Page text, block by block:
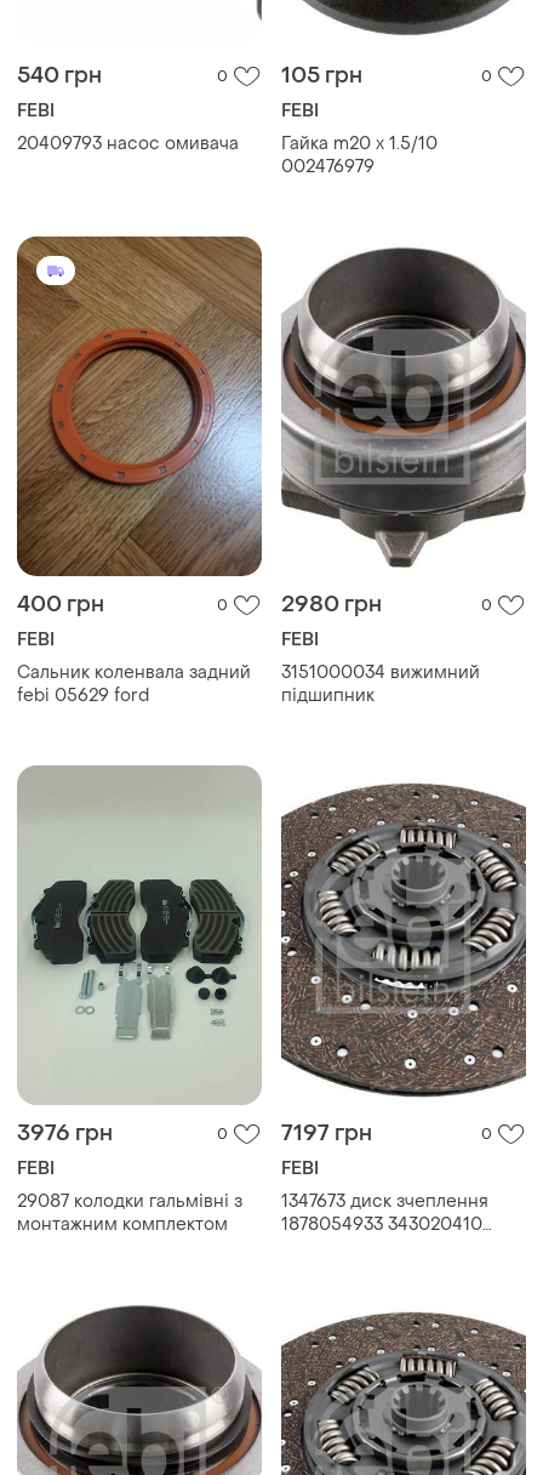
540 грн 0
FEBI
20409793 насос омивача
105 грн 0
FEBI
Гайка m20 x 1.5/10
002476979
400 грн 0
FEBI
Сальник коленвала задний
febi 05629 ford
2980 грн 0
FEBI
3151000034 вижимний
підшипник
3976 грн 0
FEBI
29087 колодки гальмівні з
монтажним комплектом
7197 грн 0
FEBI
1347673 диск зчеплення
1878054933 343020410